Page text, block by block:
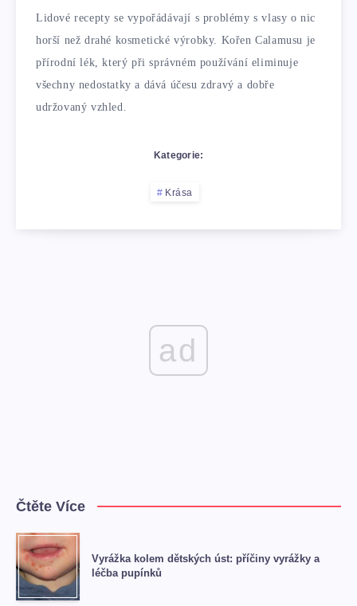
Lidové recepty se vypořádávají s problémy s vlasy o nic
horší než drahé kosmetické výrobky. Kořen Calamusu je
přírodní lék, který při správném používání eliminuje
všechny nedostatky a dává účesu zdravý a dobře
udržovaný vzhled.
Kategorie:
Krása
ad
Čtěte Více
Vyrážka kolem dětských úst: příčiny vyrážky a
léčba pupínků